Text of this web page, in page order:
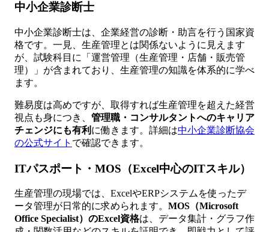
中小企業診断士
中小企業診断士は、企業経営の診断・助言を行う国家資
格です。一見、生産管理とは関係ないように見えます
が、試験科目に「運営管理（生産管理・店舗・販売管
理）」が含まれており、生産管理の知識を体系的に学べ
ます。
難易度は高めですが、取得すれば生産管理を超えた経営
視点も身につき、 管理職・コンサルタントへのキャリア
チェンジにも有利 に働きます。詳細は中小企業診断協会
の公式サイト で確認できます。
ITパスポート・MOS（Excel中心のITスキル）
生産管理の現場では、ExcelやERPシステムを使ったデ
ータ管理が日常的に求められます。 MOS（Microsoft
Office Specialist）のExcel資格は、データ集計・グラフ作